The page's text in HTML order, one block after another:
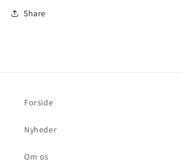
Share
Forside
Nyheder
Om os